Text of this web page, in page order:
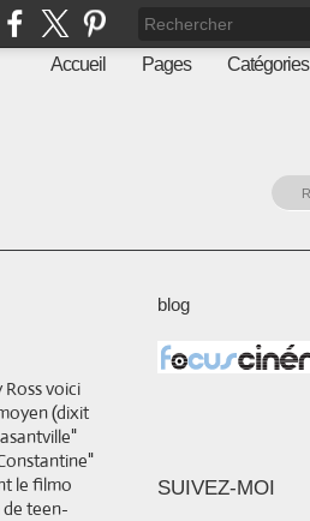
Accueil Pages Catégories
Ross voici
(dixit
le filmo
teen-
blog
SUIVEZ-MOI